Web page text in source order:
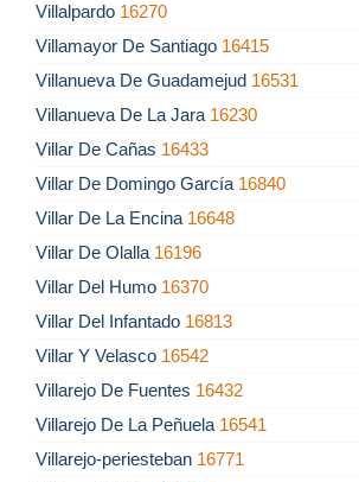
Villalpardo 16270
Villamayor De Santiago 16415
Villanueva De Guadamejud 16531
Villanueva De La Jara 16230
Villar De Cañas 16433
Villar De Domingo García 16840
Villar De La Encina 16648
Villar De Olalla 16196
Villar Del Humo 16370
Villar Del Infantado 16813
Villar Y Velasco 16542
Villarejo De Fuentes 16432
Villarejo De La Peñuela 16541
Villarejo-periesteban 16771